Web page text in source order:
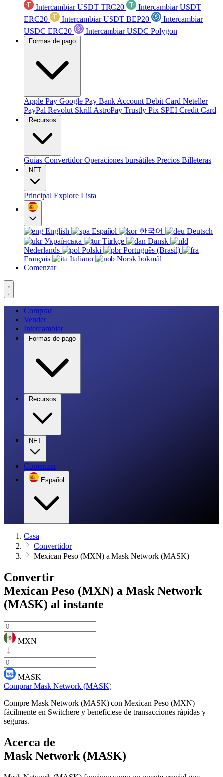
Intercambiar USDT TRC20
Intercambiar USDT
ERC20
Intercambiar USDT BEP20
Intercambiar
USDC ERC20
Intercambiar USDC Polygon
Formas de pago
Apple Pay Google Pay Bank Account Debit Card Neteller
PayPal Revolut Skrill AstroPay Trustly Pix SPEI Credit Card
Recursos
Guías ConvertidorOperaciones bursátiles Precios Billeteras
NFT
Principal Explore Lista
English Español 한국어
Deutsch
Українська
Türkçe
Dansk
Nederlands
Polski
Português (Brasil)
Français
Italiano
Norsk bokmål
Comenzar
Comprar
Vender
Intercambiar
Formas de pago
Recursos
NFT
Comenzar
Español
Casa
Convertidor
Mexican Peso (MXN) a Mask Network (MASK)
Convertir
Mexican Peso (MXN) a Mask Network
(MASK) al instante
MXN
MASK
Comprar Mask Network (MASK)
Compre Mask Network (MASK) con Mexican Peso (MXN)
fácilmente en Switchere y benefíciese de transacciones rápidas y
seguras.
Acerca de
Mask Network (MASK)